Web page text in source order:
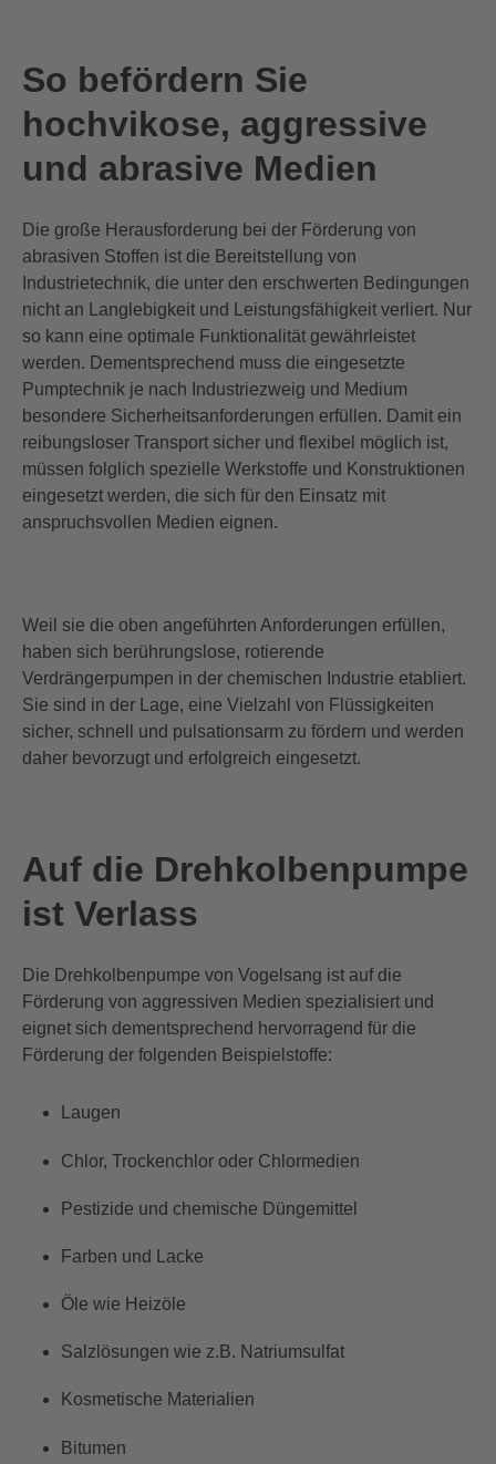
So befördern Sie
hochvikose, aggressive
und abrasive Medien
Die große Herausforderung bei der Förderung von
abrasiven Stoffen ist die Bereitstellung von
Industrietechnik, die unter den erschwerten Bedingungen
nicht an Langlebigkeit und Leistungsfähigkeit verliert. Nur
so kann eine optimale Funktionalität gewährleistet
werden. Dementsprechend muss die eingesetzte
Pumptechnik je nach Industriezweig und Medium
besondere Sicherheitsanforderungen erfüll en. Damit ein
reibungsloser Transport sicher und flexibel möglich ist,
müssen folglich spezielle Werkstoffe und Konstruktionen
eingesetzt werden, die sich für den Einsatz mit
anspruchsvollen Medien eignen.
Weil sie die oben angeführten Anforderungen erfüllen,
haben sich berührungslose, rotierende
Verdrängerpumpen in der chemischen Industrie etabliert.
Sie sind in der Lage, eine Vielzahl von Flüssigkeiten
sicher, schnell und pulsationsarm zu fördern und werden
daher bevorzugt und erfolgreich eingesetzt.
Auf die Drehkolbenpumpe
ist Verlass
Die Drehkolbenpumpe von Vogelsang ist auf die
Förderung von aggressiven Medien spezialisiert und
eignet sich dementsprechend hervorragend für die
Förderung der folgenden Beispielstoffe:
Laugen
Chlor, Trockenchlor oder Chlormedien
Pestizide und chemische Düngemittel
Farben und Lacke
Öle wie Heizöle
Salzlösungen wie z.B. Natriumsulfat
Kosmetische Materialien
Bitumen